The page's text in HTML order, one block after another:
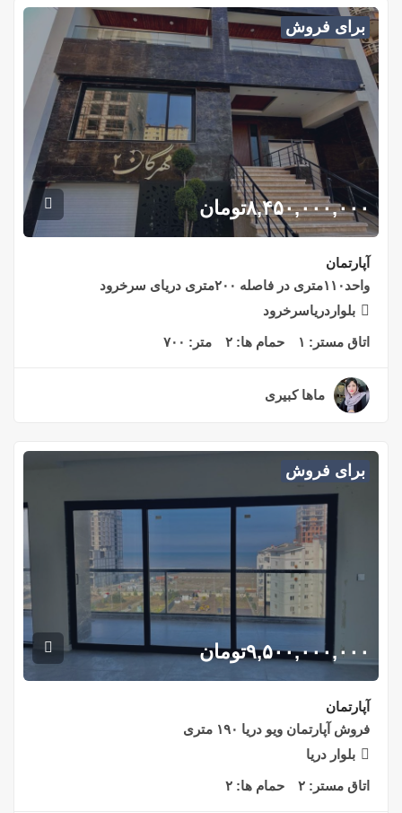
برای فروش
۸,۴۵۰,۰۰۰,۰۰۰تومان
آپارتمان
واحد۱۱۰متری در فاصله ۲۰۰متری دریای سرخرود
بلواردریاسرخرود
اتاق مستر: ۱ حمام ها: ۲ متر: ۷۰۰
ماها کبیری
برای فروش
۹,۵۰۰,۰۰۰,۰۰۰تومان
آپارتمان
فروش آپارتمان ویو دریا ۱۹۰ متری
بلوار دریا
اتاق مستر: ۲ حمام ها: ۲